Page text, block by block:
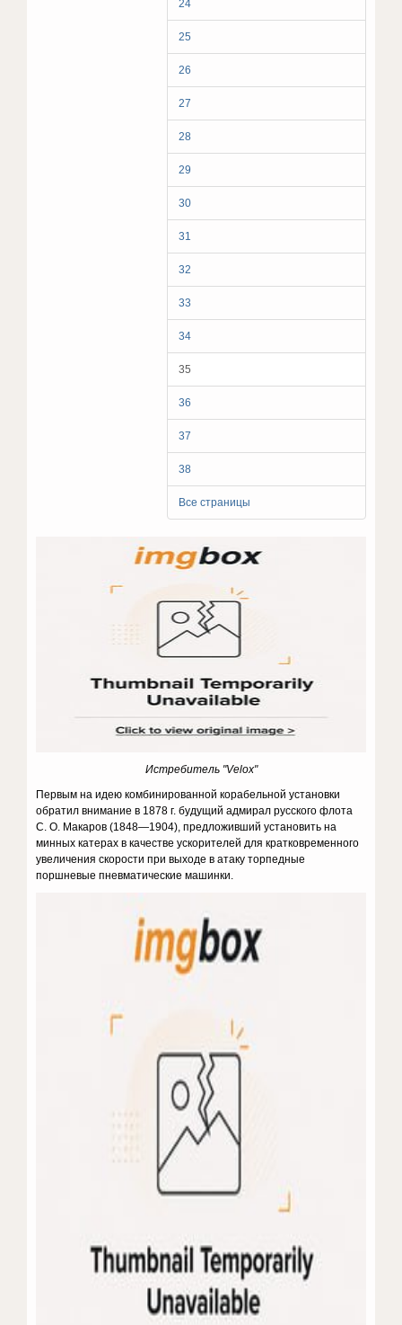
24
25
26
27
28
29
30
31
32
33
34
35
36
37
38
Все страницы
Истребитель "Velox"
Первым на идею комбинированной корабельной установки
обратил внимание в 1878 г. будущий адмирал русского флота
С. О. Макаров (1848—1904), предложивший установить на
минных катерах в качестве ускорителей для кратковременного
увеличения скорости при выходе в атаку торпедные
поршневые пневматические машинки.